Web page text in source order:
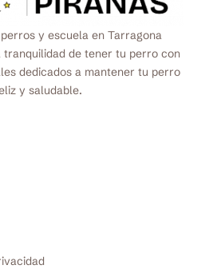
y escuela en Tarragona
tranquilidad de tener tu perro con
dedicados a mantener tu perro
y saludable.